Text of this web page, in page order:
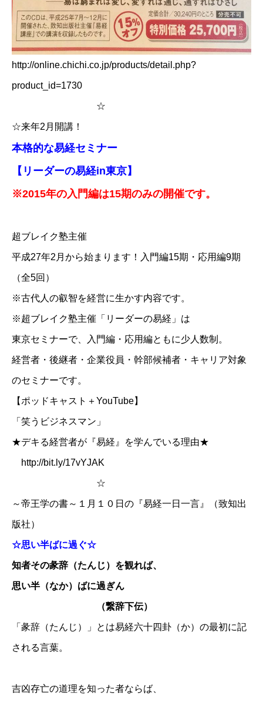
http://online.chichi.co.jp/products/detail.php?
product_id=1730
☆
☆来年2月開講！
本格的な易経セミナー
【リーダーの易経in東京】
※2015年の入門編は15期のみの開催です。
超ブレイク塾主催
平成27年2月から始まります！入門編15期・応用編9期
（全5回）
※古代人の叡智を経営に生かす内容です。
※超ブレイク塾主催「リーダーの易経」は
東京セミナーで、入門編・応用編ともに少人数制。
経営者・後継者・企業役員・幹部候補者・キャリア対象
のセミナーです。
【ポッドキャスト＋YouTube】
「笑うビジネスマン」
★デキる経営者が『易経』を学んでいる理由★
http://bit.ly/17vYJAK
☆
～帝王学の書～１月１０日の『易経一日一言』（致知出
版社）
☆思い半ばに過ぐ☆
知者その彖辞（たんじ）を観れば、
思い半（なか）ばに過ぎん
（繋辞下伝）
「彖辞（たんじ）」とは易経六十四卦（か）の最初に記
される言葉。
吉凶存亡の道理を知った者ならば、